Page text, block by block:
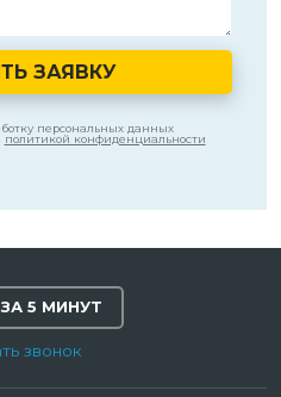
ЗАЯВКУ
персональных данных
политикой конфиденциальности
5 МИНУТ
звонок